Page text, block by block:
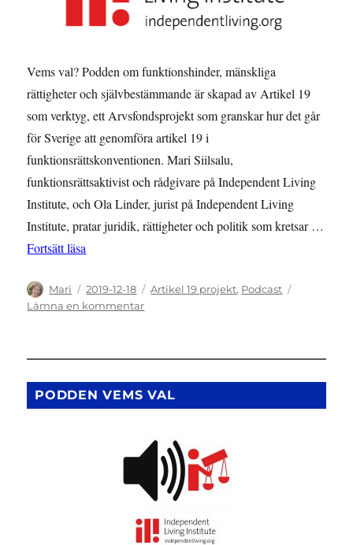
Vems val? Podden om funktionshinder, mänskliga
rättigheter och självbestämmande är skapad av Artikel 19
som verktyg, ett Arvsfondsprojekt som granskar hur det går
för Sverige att genomföra artikel 19 i
funktionsrättskonventionen. Mari Siilsalu,
funktionsrättsaktivist och rådgivare på Independent Living
Institute, och Ola Linder, jurist på Independent Living
Institute, pratar juridik, rättigheter och politik som kretsar …
Fortsätt läsa
Författare
Mari
Publicerat
den
2019-12-18 Kategorier
Artikel 19 projekt, Podcast
Lämna en kommentartill
om
konventionen
rättigheter
för
personer
med
PODDEN VEMS VAL